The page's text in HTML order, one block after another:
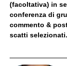
(facoltativa) in
conferenza di
commento &
scatti selezionati.